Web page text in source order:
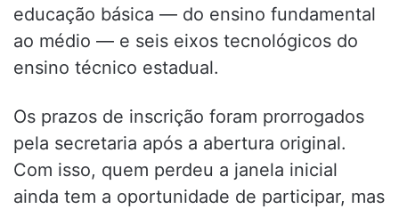
educação básica — do ensino fundamental
ao médio — e seis eixos tecnológicos do
ensino técnico estadual.
Os prazos de inscrição foram prorrogados
pela secretaria após a abertura original.
Com isso, quem perdeu a janela inicial
ainda tem a oportunidade de participar, mas